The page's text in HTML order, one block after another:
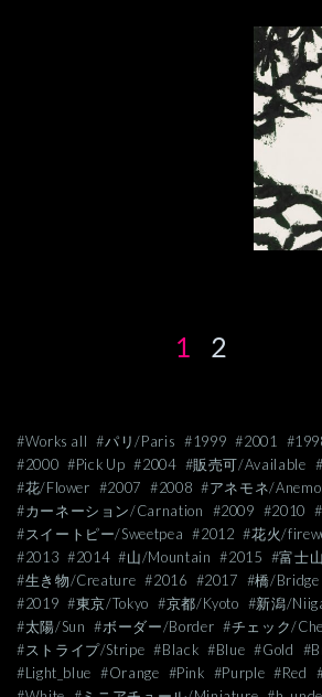
1 2
#Works all #パリ/Paris #1999 #2001
#2000 #Pick Up #2004 #販売可/Available
#花/Flower #2007 #2008 #アネモネ/
#カーネーション/Carnation
#2009 #2010
#スイートピー/Sweetpea #2012 #花火/
#2013 #2014 #山/Mountain #2015 #富士
#生き物/Creature #2016 #2017 #橋/Bridge
#2019 #東京/Tokyo #京都/Kyoto #新潟/
#太陽/Sun #ボーダー/Border #チェック/
#ストライプ/Stripe #Black #Blue #Gold
#Light_blue #Orange #Pink #Purple #Red